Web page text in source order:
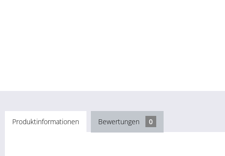
Produktinformationen Bewertungen 0